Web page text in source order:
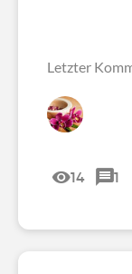
Letzter
14 1